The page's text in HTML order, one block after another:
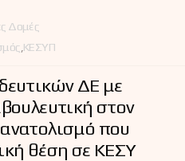
Δομές
ΚΕΣΥΠ
ΔΕ με
στον
που
θέση σε ΚΕΣΥ